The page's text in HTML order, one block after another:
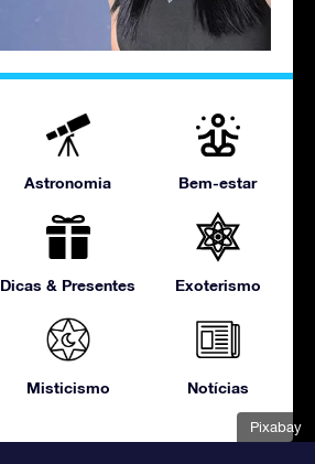
Pixabay
Astronomia Bem-estar
Dicas & Presentes Exoterismo
Misticismo Notícias